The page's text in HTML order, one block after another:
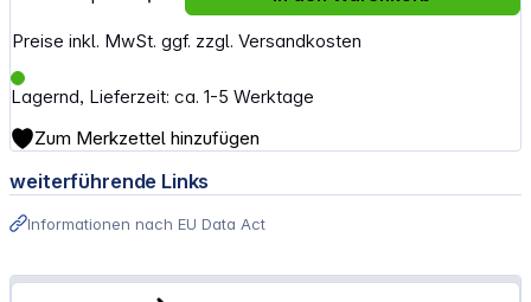
Preise inkl. MwSt. ggf. zzgl. Versandkosten
Lagernd, Lieferzeit: ca. 1-5 Werktage
Zum Merkzettel hinzufügen
weiterführende Links
Informationen nach EU Data Act